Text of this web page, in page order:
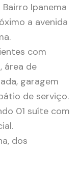
Ipanema
a avenida
com
área de
garagem
de serviço.
01 suíte com
dos